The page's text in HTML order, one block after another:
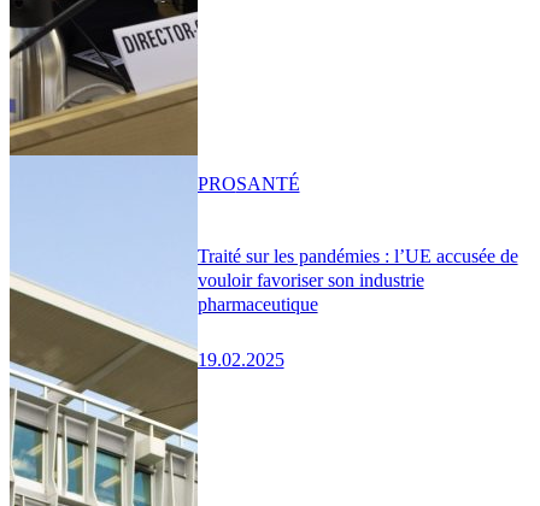
Traité sur les pandémies : l’UE accusée de
vouloir favoriser son industrie
pharmaceutique
19.02.2025
PROSANTÉ